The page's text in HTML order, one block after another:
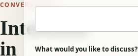
CONVERSATION
Interested
in
What would you like to discuss?